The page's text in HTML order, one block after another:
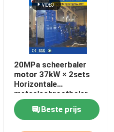
20MPa scheerbaler
motor 37kW × 2sets
Horizontale
metaalschrootbaler
voor recycling van
zwaar schroot
Beste prijs